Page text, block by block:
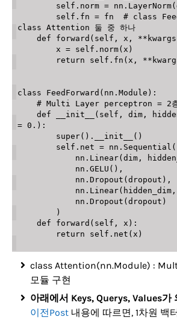
        self
. norm = nn . LayerNorm(
        self
. fn = fn # class
class Attention 둘 중 하나
def
forward ( self , x , ** kwargs
        x
= self . norm( x )
return self . fn ( x , **
class FeedForward ( nn . Module ) :
# Multi Layer perceptron = 2
def
__init__ ( self , dim ,
= 0 . ) :
super( ) . __init__ ( )
        self
. net = nn . Sequential (
            nn
. Linear( dim ,
            nn
. GELU ( ) ,
            nn
. Dropout ( dropout ) ,
            nn
. Linear( hidden_dim ,
            nn
. Dropout ( dropout )
)
def
forward ( self , x ) :
return self . net ( x )
class Attention(nn.Module) :
모듈 구현
아래에서 Keys, Querys, Values가
이전Post 내용에 따르면, 1차원 백